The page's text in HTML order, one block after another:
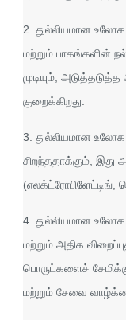
2. துல்லியமான
மற்றும் பாகங்களின்
முடியும்,
குறைக்கிறது.
3. துல்லியமான உலோக
சிறந்ததாக்கும், இது
(எலக்ட்ரோபிளேட்டிங்,
4. துல்லியமான உலோக
மற்றும் அதிக
பொருட்களைச்
மற்றும் சேவை